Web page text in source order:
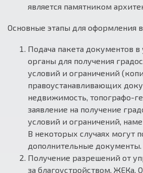
является памятником
Основные этапы для оформления
Подача пакета документов
органы для получения
условий и ограничений
правоустанавливающих
недвижимость, топографо-
заявление на получение
условий и ограничений,
В некоторых случаях могут
дополнительные документы.
Получение разрешений от
за благоустройством, ЖЕКа,